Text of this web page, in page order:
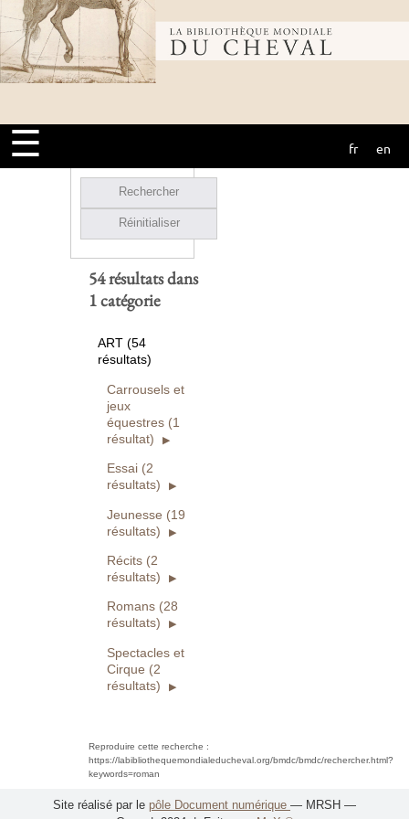
Bibliothèque
mondiale du
cheval
☰ fr en
Ou entre
et
Rechercher
Réinitialiser
54 résultats dans
1 catégorie
ART (54
résultats)
Carrousels et
jeux
équestres (1
résultat)
Essai (2
résultats)
Jeunesse (19
résultats)
Récits (2
résultats)
Romans (28
résultats)
Spectacles et
Cirque (2
résultats)
Reproduire cette recherche :
https://labibliothequemondialeducheval.org/bmdc/bmdc/rechercher.html?
keywords=roman
Site réalisé par le pôle Document numérique — MRSH —